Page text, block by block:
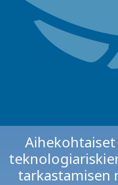
tarkastamisen